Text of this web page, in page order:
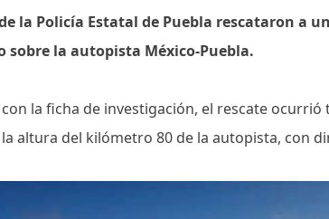
la Policía Estatal de Puebla rescataron a
sobre la autopista México-Puebla.
la ficha de investigación, el rescate
altura del kilómetro 80 de la autopista, con